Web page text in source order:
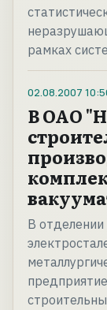
рамках систе
02.08.2007
В ОАО
В